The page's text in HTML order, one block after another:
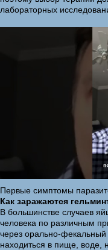
лабораторных
Первые симптомы
Как заражаются
В большинстве случаев
человека по различным
через орально-фекальный
находиться в пище, воде,